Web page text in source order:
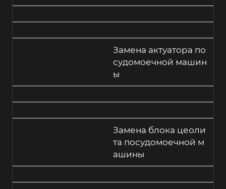
Замена актуатора по
судомоечной машин
ы
Замена блока цеоли
та посудомоечной м
ашины